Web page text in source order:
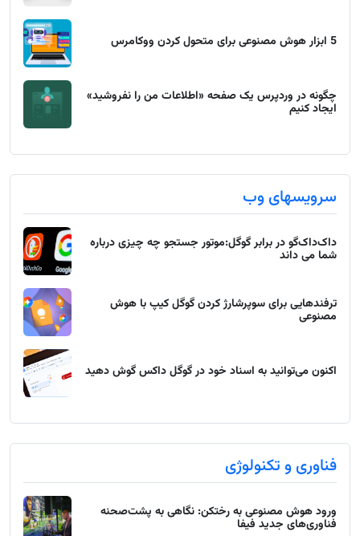
5 ابزار هوش مصنوعی برای متحول کردن ووکامرس
چگونه در وردپرس یک صفحه «اطلاعات من را نفروشید»
ایجاد کنیم
سرویسهای وب
داک‌داک‌گو در برابر گوگل:موتور جستجو چه چیزی درباره
شما می داند
ترفندهایی برای سوپرشارژ کردن گوگل کیپ با هوش
مصنوعی
اکنون می‌توانید به اسناد خود در گوگل داکس گوش دهید
فناوری و تکنولوژی
ورود هوش مصنوعی به رختکن: نگاهی به پشت‌صحنه
فناوری‌های جدید فیفا